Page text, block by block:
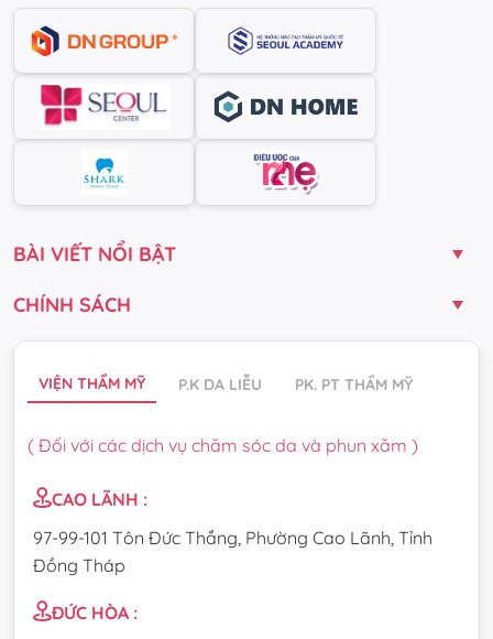
BÀI VIẾT NỔI BẬT
CHÍNH SÁCH
VIỆN THẨM MỸ P.K DA LIỄU PK. PT THẨM MỸ
( Đối với các dịch vụ chăm sóc da và phun xăm )
CAO LÃNH :
97-99-101 Tôn Đức Thắng, Phường Cao Lãnh, Tỉnh
Đồng Tháp
ĐỨC HÒA :